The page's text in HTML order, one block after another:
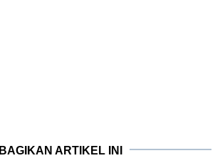
BAGIKAN ARTIKEL INI